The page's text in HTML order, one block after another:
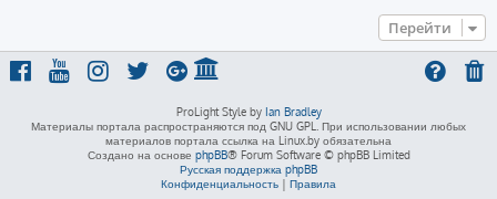
Перейти
ProLight Style by Ian Bradley
Материалы портала распространяются под GNU GPL. При использовании любых
материалов портала ссылка на Linux.by обязательна
Создано на основе phpBB® Forum Software © phpBB Limited
Русская поддержка phpBB
Конфиденциальность | Правила